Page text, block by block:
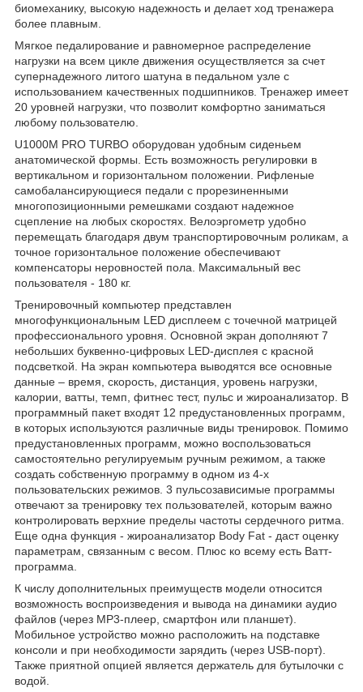
биомеханику, высокую надежность и делает ход тренажера
более плавным.
Мягкое педалирование и равномерное распределение
нагрузки на всем цикле движения осуществляется за счет
супернадежного литого шатуна в педальном узле с
использованием качественных подшипников. Тренажер имеет
20 уровней нагрузки, что позволит комфортно заниматься
любому пользователю.
U1000M PRO TURBO оборудован удобным сиденьем
анатомической формы. Есть возможность регулировки в
вертикальном и горизонтальном положении. Рифленые
самобалансирующиеся педали с прорезиненными
многопозиционными ремешками создают надежное
сцепление на любых скоростях. Велоэргометр удобно
перемещать благодаря двум транспортировочным роликам, а
точное горизонтальное положение обеспечивают
компенсаторы неровностей пола. Максимальный вес
пользователя - 180 кг.
Тренировочный компьютер представлен
многофункциональным LED дисплеем с точечной матрицей
профессионального уровня. Основной экран дополняют 7
небольших буквенно-цифровых LED-дисплея с красной
подсветкой. На экран компьютера выводятся все основные
данные – время, скорость, дистанция, уровень нагрузки,
калории, ватты, темп, фитнес тест, пульс и жироанализатор. В
программный пакет входят 12 предустановленных программ,
в которых используются различные виды тренировок. Помимо
предустановленных программ, можно воспользоваться
самостоятельно регулируемым ручным режимом, а также
создать собственную программу в одном из 4-х
пользовательских режимов. 3 пульсозависимые программы
отвечают за тренировку тех пользователей, которым важно
контролировать верхние пределы частоты сердечного ритма.
Еще одна функция - жироанализатор Body Fat - даст оценку
параметрам, связанным с весом. Плюс ко всему есть Ватт-
программа.
К числу дополнительных преимуществ модели относится
возможность воспроизведения и вывода на динамики аудио
файлов (через MP3-плеер, смартфон или планшет).
Мобильное устройство можно расположить на подставке
консоли и при необходимости зарядить (через USB-порт).
Также приятной опцией является держатель для бутылочки с
водой.